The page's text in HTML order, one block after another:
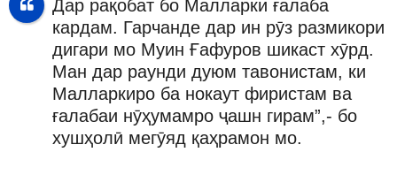
Дар рақобат бо Малларки ғалаба
кардам. Гарчанде дар ин рӯз размикори
дигари мо Муин Ғафуров шикаст хӯрд.
Ман дар раунди дуюм тавонистам, ки
Малларкиро ба нокаут фиристам ва
ғалабаи нӯҳумамро ҷашн гирам”,- бо
хушҳолӣ мегӯяд қаҳрамон мо.